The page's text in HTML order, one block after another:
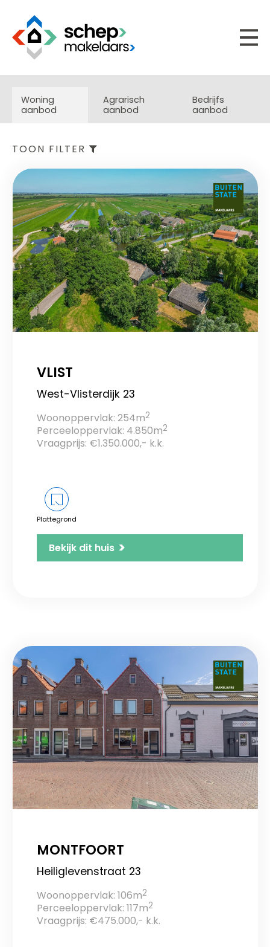
Woning
aanbod
Agrarisch
aanbod
Bedrijfs
aanbod
TOON FILTER
VLIST
West-Vlisterdijk 23
Woonoppervlak: 254m2
Perceeloppervlak: 4.850m2
Vraagprijs: €1.350.000,- k.k.
Plattegrond
Bekijk dit huis >
MONTFOORT
Heiliglevenstraat 23
Woonoppervlak: 106m2
Perceeloppervlak: 117m2
Vraagprijs: €475.000,- k.k.